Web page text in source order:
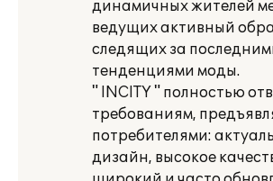
динамичных жителей
ведущих активный
следящих за
тенденциями моды.
" INCITY " полностью
требованиям,
потребителями:
дизайн, высокое